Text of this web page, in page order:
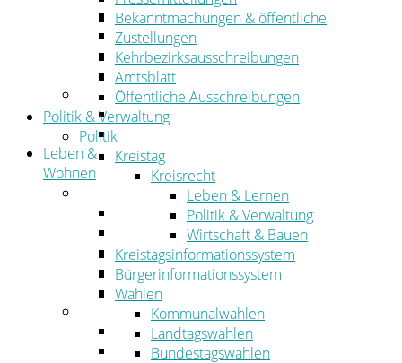
Arbeitgeberservice
Mobilfunk & Breitband
Straßen- und Radwegebau
Landwirtschaft
Tourismus
Freizeit und Urlaub im Landkreis
Veranstaltungen
Leben &
Wohnen
Migration
Schulen, Bildung, Sport und Kultur
Soziales
Gesundheit
Jugend, Familie und Senioren
Bauen und Planen
Abfall
Bekanntmachungen & öffentliche
Zustellungen
Kehrbezirksausschreibungen
Amtsblatt
Öffentliche Ausschreibungen
Politik & Verwaltung
Politik
Kreistag
Kreisrecht
Leben & Lernen
Politik & Verwaltung
Wirtschaft & Bauen
Kreistagsinformationssystem
Bürgerinformationssystem
Wahlen
Kommunalwahlen
Landtagswahlen
Bundestagswahlen